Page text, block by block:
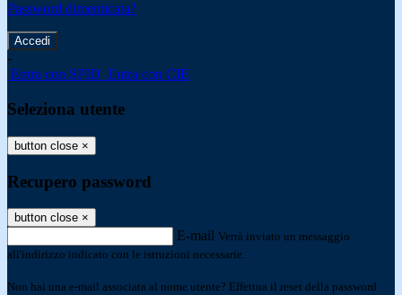
Password dimenticata?
-
Entra con SPID Entra con CIE
Seleziona utente
button close ×
Recupero password
button close ×
E-mail Verrà inviato un messaggio
all'indirizzo indicato con le istruzioni necessarie.
Non hai una e-mail associata al nome utente? Effettua il reset della password